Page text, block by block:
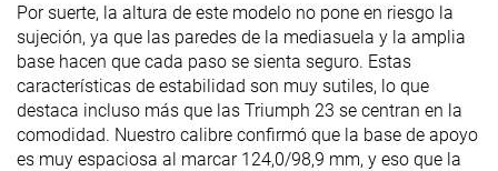
Por suerte, la altura de este modelo no pone en riesgo la
sujeción, ya que las paredes de la mediasuela y la amplia
base hacen que cada paso se sienta seguro. Estas
características de estabilidad son muy sutiles, lo que
destaca incluso más que las Triumph 23 se centran en la
comodidad. Nuestro calibre confirmó que la base de apoyo
es muy espaciosa al marcar 124,0/98,9 mm, y eso que la